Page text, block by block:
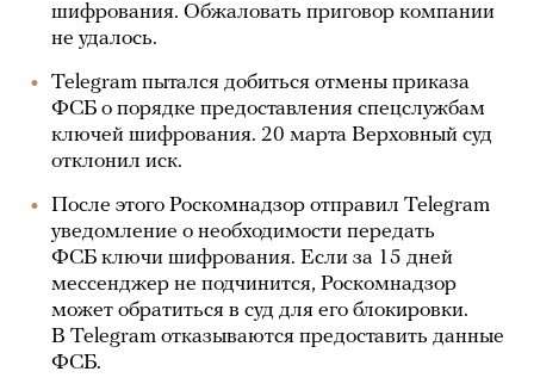
шифрования. Обжаловать приговор компании
не удалось.
Telegram пытался добиться отмены приказа
ФСБ о порядке предоставления спецслужбам
ключей шифрования. 20 марта Верховный суд
отклонил иск.
После этого Роскомнадзор отправил Telegram
уведомление о необходимости передать
ФСБ ключи шифрования. Если за 15 дней
мессенджер не подчинится, Роскомнадзор
может обратиться в суд для его блокировки.
В Telegram отказываются предоставить данные
ФСБ.